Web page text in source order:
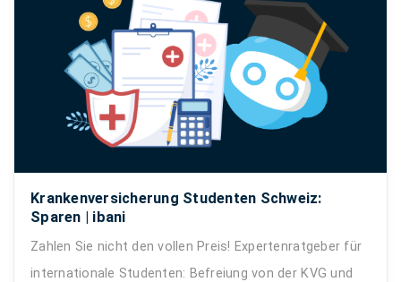
Krankenversicherung Studenten Schweiz:
Sparen | ibani
Zahlen Sie nicht den vollen Preis! Expertenratgeber für
internationale Studenten: Befreiung von der KVG und